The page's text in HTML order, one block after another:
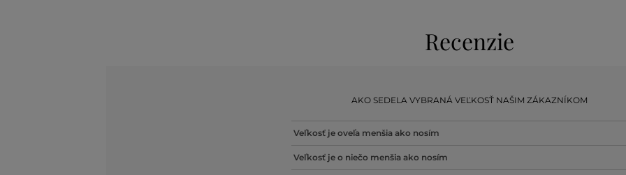
Recenzie
AKO SEDELA VYBRANÁ VEĽKOSŤ NAŠIM ZÁKAZNÍKOM
Veľkosť je oveľa menšia ako nosím
Veľkosť je o niečo menšia ako nosím